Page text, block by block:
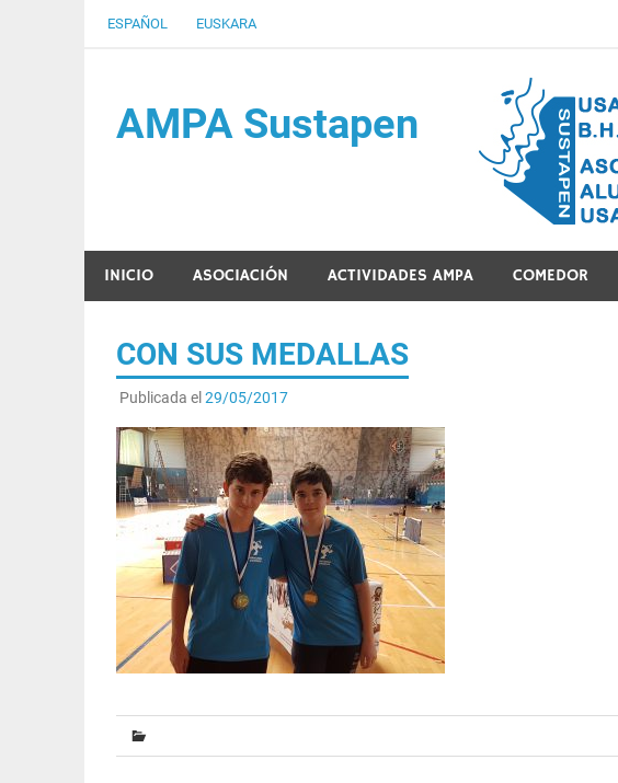
ESPAÑOL EUSKARA
AMPA Sustapen
Usandizaga-Peñaflorida-Amara B.H.I.ko Ikasleen Guraso
INICIO ASOCIACIÓN ACTIVIDADES AMPA COMEDOR
CON SUS MEDALLAS
Publicada el 29/05/2017